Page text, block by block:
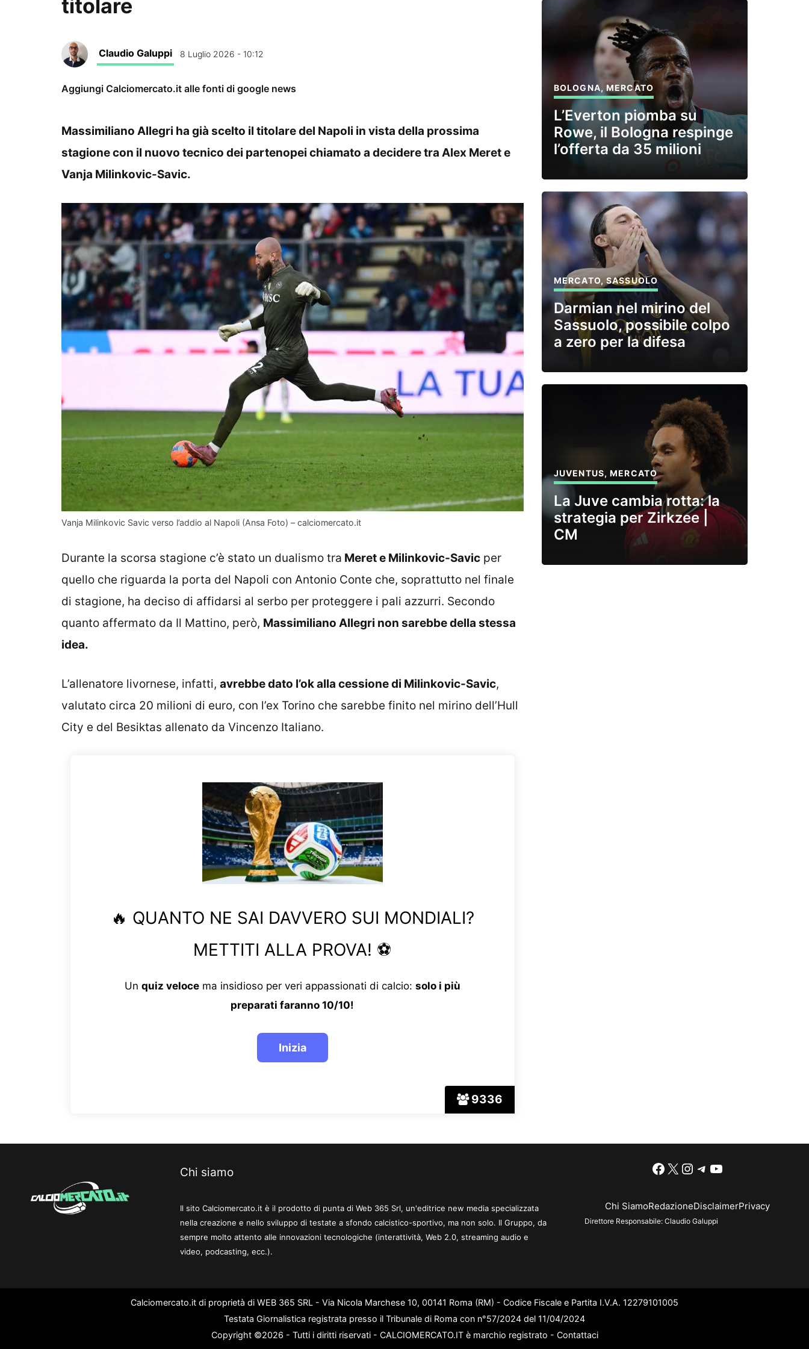
titolare
Claudio Galuppi 8 Luglio 2026 - 10:12
Aggiungi Calciomercato.it alle fonti di google news
Massimiliano Allegri ha già scelto il titolare del Napoli in vista della prossima
stagione con il nuovo tecnico dei partenopei chiamato a decidere tra Alex Meret e
Vanja Milinkovic-Savic.
Vanja Milinkovic Savic verso l’addio al Napoli (Ansa Foto) – calciomercato.it
Durante la scorsa stagione c’è stato un dualismo tra Meret e Milinkovic-Savic per
quello che riguarda la porta del Napoli con Antonio Conte che, soprattutto nel finale
di stagione, ha deciso di affidarsi al serbo per proteggere i pali azzurri. Secondo
quanto affermato da Il Mattino, però, Massimiliano Allegri non sarebbe della stessa
idea.
L’allenatore livornese, infatti, avrebbe dato l’ok alla cessione di Milinkovic-Savic,
valutato circa 20 milioni di euro, con l’ex Torino che sarebbe finito nel mirino dell’Hull
City e del Besiktas allenato da Vincenzo Italiano.
9336
🔥 QUANTO NE SAI DAVVERO SUI MONDIALI?
METTITI ALLA PROVA! ⚽
Un quiz velocema insidioso per veri appassionati di calcio: solo i più
preparati faranno 10/10!
BOLOGNA, MERCATO
L’Everton piomba su
Rowe, il Bologna respinge
l’offerta da 35 milioni
MERCATO,SASSUOLO
Darmian nel mirino del
Sassuolo, possibile colpo
a zero per la difesa
JUVENTUS,MERCATO
La Juve cambia rotta: la
strategia per Zirkzee |
CM
Chi siamo
Il sito Calciomercato.it è il prodotto di punta di Web 365 Srl, un'editrice new media specializzata
nella creazione e nello sviluppo di testate a sfondo calcistico-sportivo, ma non solo. Il Gruppo, da
sempre molto attento alle innovazioni tecnologiche (interattività, Web 2.0, streaming audio e
video, podcasting, ecc.).
Facebook
X Instagram
Telegram
YouTube
Chi SiamoRedazioneDisclaimerPrivacy
Direttore Responsabile: Claudio Galuppi
Calciomercato.it di proprietà di WEB 365 SRL - Via Nicola Marchese 10, 00141 Roma (RM) - Codice Fiscale e Partita I.V.A. 12279101005
Testata Giornalistica registrata presso il Tribunale di Roma con n°57/2024 del 11/04/2024
Copyright ©2026 - Tutti i diritti riservati - CALCIOMERCATO.IT è marchio registrato - Contattaci